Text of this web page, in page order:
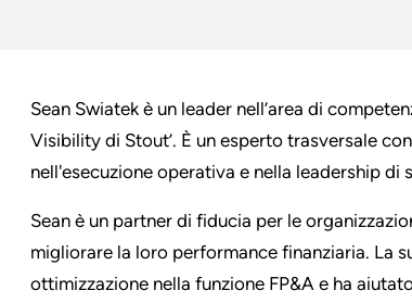
Sean Swiatek è un leader nell’area di
Visibility di Stout’. È un esperto trasversale
nell'esecuzione operativa e nella leadership di
Sean è un partner di fiducia per le
migliorare la loro performance finanziaria. La
ottimizzazione nella funzione FP&A e ha